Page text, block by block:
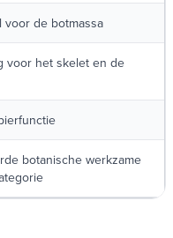
voor de botmassa
voor het skelet en de
botanische werkzame